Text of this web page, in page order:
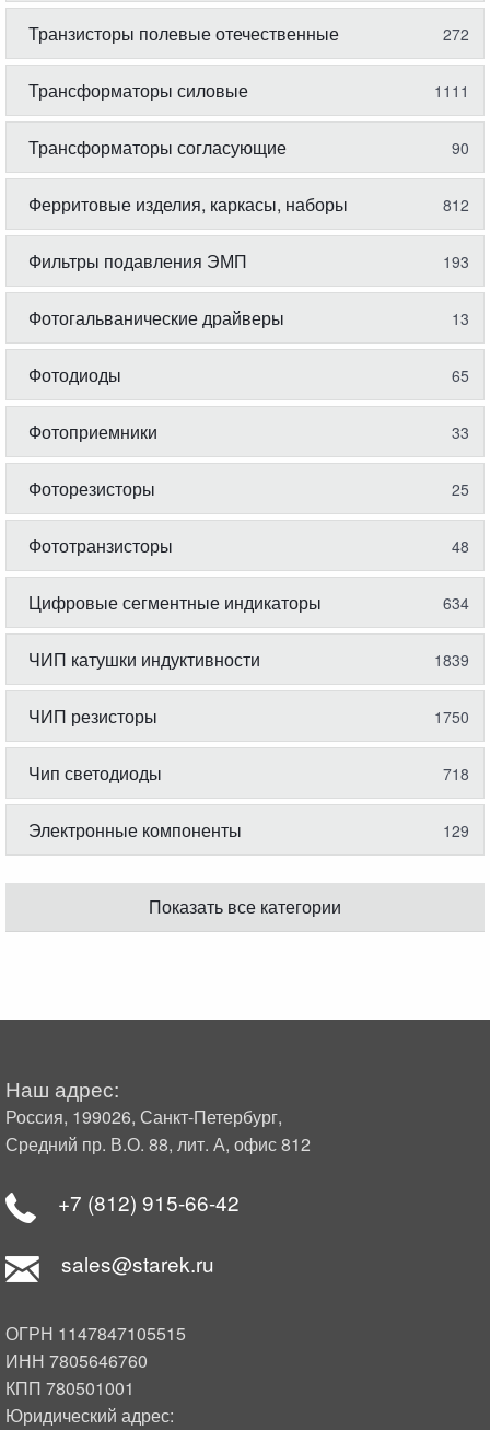
Транзисторы полевые отечественные 272
Трансформаторы силовые 1111
Трансформаторы согласующие 90
Ферритовые изделия, каркасы, наборы 812
Фильтры подавления ЭМП 193
Фотогальванические драйверы 13
Фотодиоды 65
Фотоприемники 33
Фоторезисторы 25
Фототранзисторы 48
Цифровые сегментные индикаторы 634
ЧИП катушки индуктивности 1839
ЧИП резисторы 1750
Чип светодиоды 718
Электронные компоненты 129
Показать все категории
Наш адрес:
Россия, 199026, Санкт-Петербург,
Средний пр. В.О. 88, лит. А, офис 812
+7 (812) 915-66-42
sales@starek.ru
ОГРН 1147847105515
ИНН 7805646760
КПП 780501001
Юридический адрес: